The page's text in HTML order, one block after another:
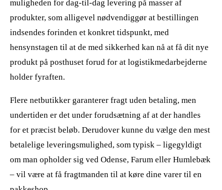
muligheden for dag-til-dag levering på masser af
produkter, som alligevel nødvendiggør at bestillingen
indsendes forinden et konkret tidspunkt, med
hensynstagen til at de med sikkerhed kan nå at få dit nye
produkt på posthuset forud for at logistikmedarbejderne
holder fyraften.
Flere netbutikker garanterer fragt uden betaling, men
undertiden er det under forudsætning af at der handles
for et præcist beløb. Derudover kunne du vælge den mest
betalelige leveringsmulighed, som typisk – ligegyldigt
om man opholder sig ved Odense, Farum eller Humlebæk
– vil være at få fragtmanden til at køre dine varer til en